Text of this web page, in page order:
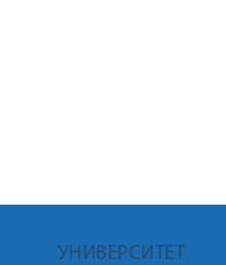
УНИВЕРСИТЕТ